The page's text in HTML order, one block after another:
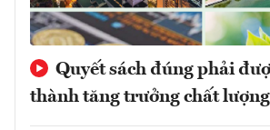
Quyết sách đúng phải
thành tăng trưởng chất